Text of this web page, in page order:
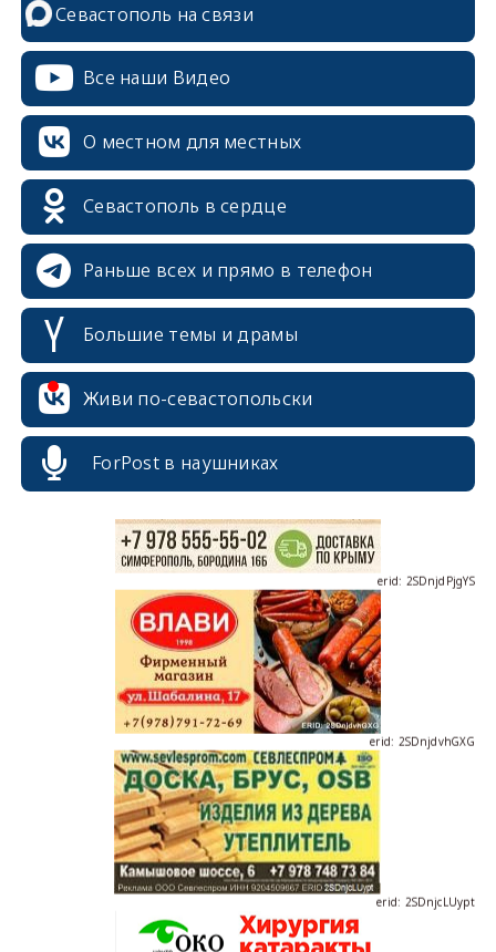
Севастополь на связи
Все наши Видео
О местном для местных
Севастополь в сердце
Раньше всех и прямо в телефон
Большие темы и драмы
Живи по-севастопольски
ForPost в наушниках
erid: 2SDnjcrDNw6
erid: 2SDnjdPjgYS
erid: 2SDnjdvhGXG